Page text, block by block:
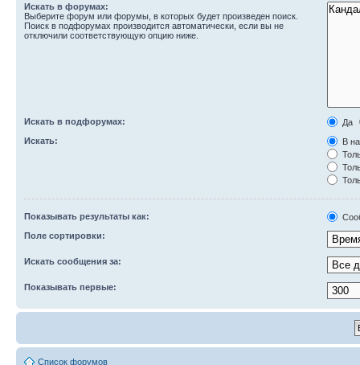
Искать в форумах:
Выберите форум или форумы, в которых будет произведен поиск.
Поиск в подфорумах производится автоматически, если вы не
отключили соответствующую опцию ниже.
Искать в подфорумах:
Да
Искать:
В
Показывать результаты как:
Поле сортировки:
Искать сообщения за:
Показывать первые:
Список форумов